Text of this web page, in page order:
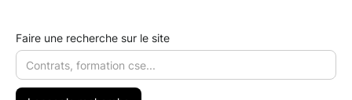
Faire une recherche sur le site